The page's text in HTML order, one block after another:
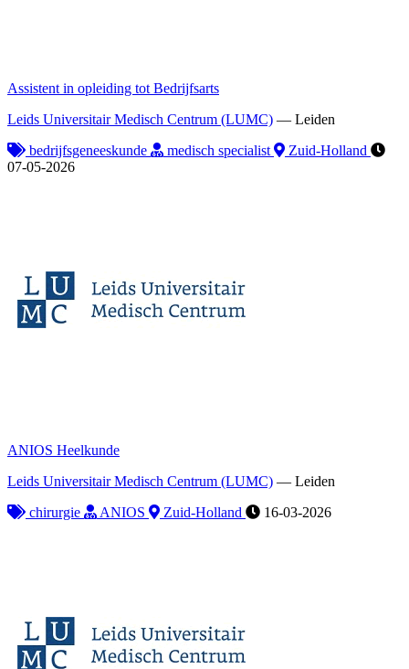
Assistent in opleiding tot Bedrijfsarts
Leids Universitair Medisch Centrum (LUMC) — Leiden
bedrijfsgeneeskunde
medisch specialist
Zuid-Holland
07-05-2026
ANIOS Heelkunde
Leids Universitair Medisch Centrum (LUMC) — Leiden
chirurgie
ANIOS Zuid-Holland 16-03-2026